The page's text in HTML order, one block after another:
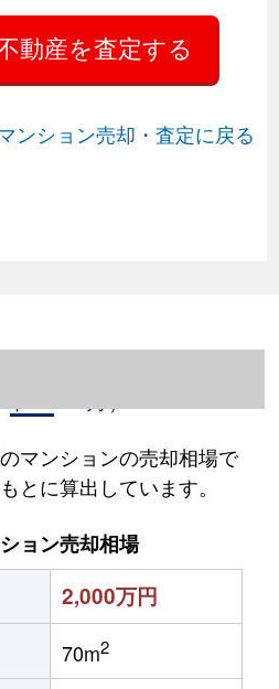
ンション売却・査定に戻る
マンションの売却相場で
とに算出しています。
ョン売却相場
2,000万円
70m2